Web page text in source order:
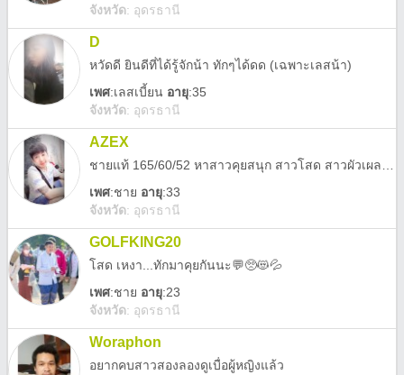
จังหวัด: อุดรธานี
D
หวัดดี ยินดีที่ได้รู้จักน้า ทักๆได้ดด (เฉพาะเลสน้า)
เพศ:เลสเบี้ยน อายุ:35
จังหวัด: อุดรธานี
AZEX
เพศ:ชาย อายุ:33
จังหวัด: อุดรธานี
GOLFKING20
โสด เหงา...ทักมาคุยกันนะ💬🥺😻💦
เพศ:ชาย อายุ:23
จังหวัด: อุดรธานี
Woraphon
อยากคบสาวสองลองดูเบื่อผู้หญิงแล้ว